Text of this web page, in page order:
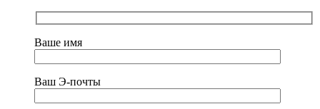
Ваше имя
Ваш Э-почты